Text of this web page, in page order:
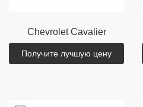
Chevrolet Cavalier
Получите лучшую цену